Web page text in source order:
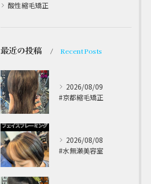
酸性縮毛矯正
最近の投稿 Recent Posts
2026/08/09
#京都縮毛矯正 ⁡
2026/08/08
#水無瀬美容室⁡